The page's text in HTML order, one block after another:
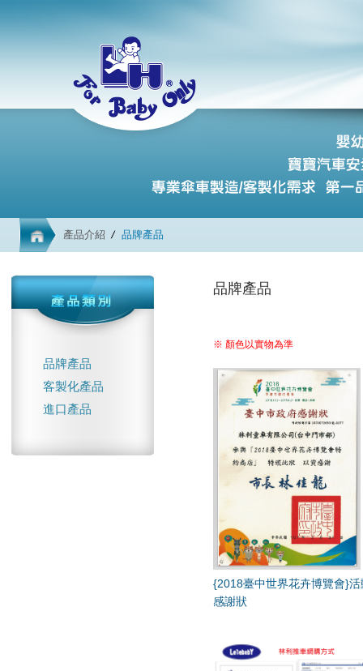
產品介紹 品牌產品
品牌產品
客製化產品
進口產品
品牌產品
※ 顏色以實物為準
{2018臺中世界花卉博覽會}活
感謝狀